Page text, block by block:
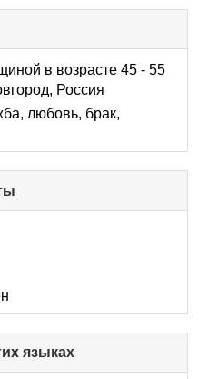
в возрасте 45 - 55
Россия
любовь, брак,
to
языках
to